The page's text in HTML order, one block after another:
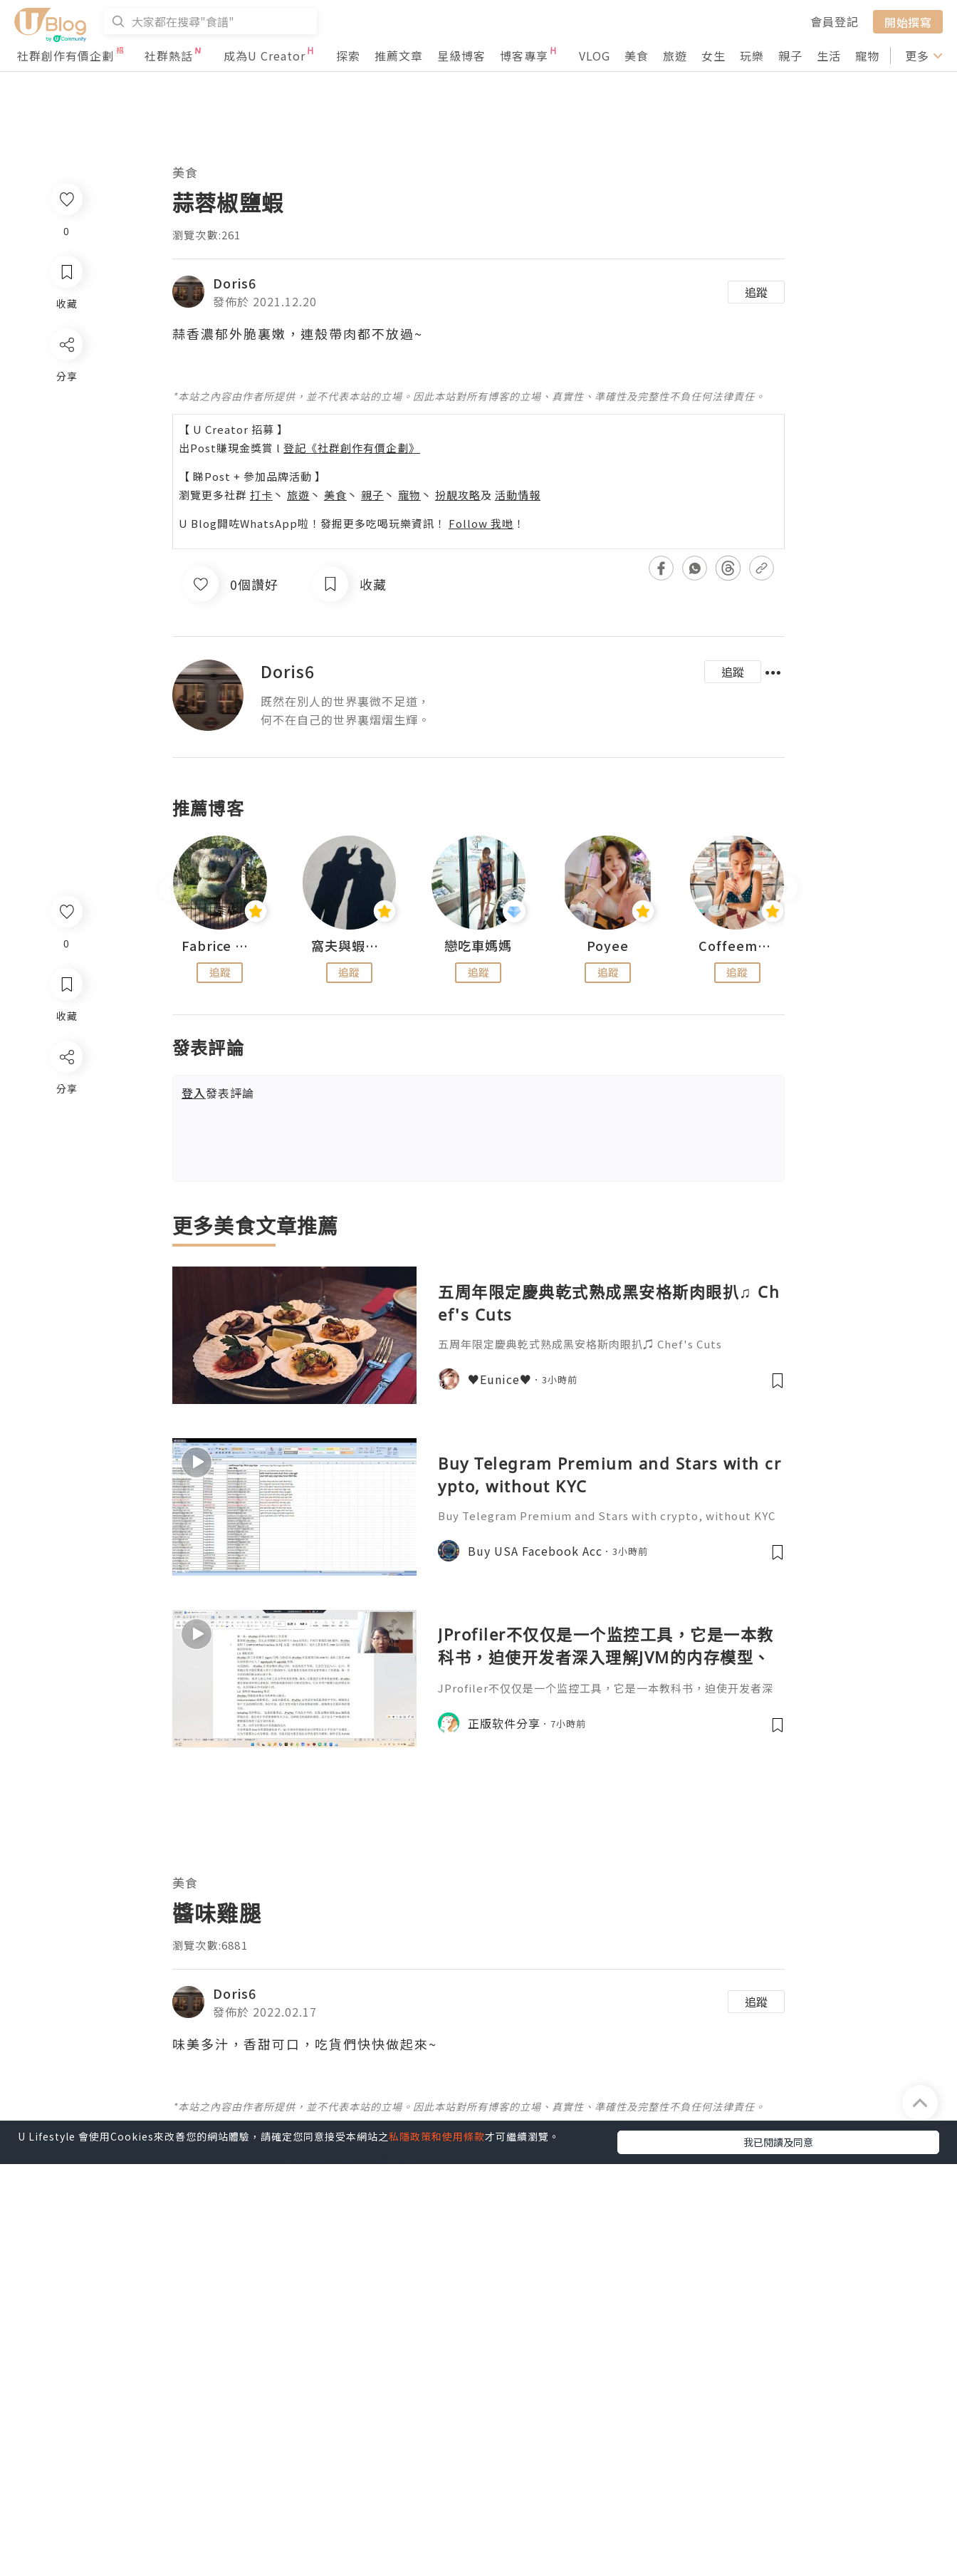
會員登記
開始撰寫
社群創作有價企劃
社群熱話 成為U Creator 探索 推薦文章 星級博客 博客專享 VLOG 美食 旅遊 女生 玩樂 親子 生活 寵物 行山 打卡
更多
0
收藏
分享
美食
蒜蓉椒鹽蝦
瀏覽次數:261
Doris6
發佈於 2021.12.20
追蹤
蒜香濃郁外脆裏嫩，連殼帶肉都不放過~ ​​​
*本站之內容由作者所提供，並不代表本站的立場。因此本站對所有博客的立場、真實性、準確性及完整性不負任何法律責任。
【 U Creator 招募 】
出Post賺現金獎賞 l 登記《社群創作有價企劃》
【 睇Post + 參加品牌活動 】
瀏覽更多社群 打卡 丶 旅遊 丶 美食 丶 親子 丶 寵物 丶 扮靚攻略及 活動情報
U Blog開咗WhatsApp啦！發掘更多吃喝玩樂資訊！ Follow 我哋 ！
0個讚好 收藏
Doris6
追蹤
​既然在別人的世界裏微不足道，
何不在自己的世界裏熠熠生輝。 ​​​​
推薦博客
Fabrice 嚐味
追蹤
窩夫與蝦子餅
追蹤
戀吃車媽媽
追蹤
Poyee
追蹤
Coffeemeetjojo
追蹤
發表評論
登入發表評論
更多美食文章推薦
五周年限定慶典乾式熟成黑安格斯肉眼扒♫ Ch
ef's Cuts
五周年限定慶典乾式熟成黑安格斯肉眼扒♫ Chef's Cuts
♥Eunice♥ 3小時前
Buy Telegram Premium and Stars with cr
ypto, without KYC
Buy Telegram Premium and Stars with crypto, without KYC
pp: +1 (904) 339-1335 Understanding the mechanics of multi
-account digital communication
Buy USA Facebook Acc 3小時前
JProfiler不仅仅是一个监控工具，它是一本教
科书，迫使开发者深入理解JVM的内存模型、
垃圾回收机制和并发原理。通过直观的可视化
号。对于一名追求卓越的Java
JProfiler不仅仅是一个监控工具，它是一本教科书，迫使开发者深
化数据，它将抽象的性能问题具象化为代码行号。对于一名追求卓越
的Java工程师而言，掌握JProfiler是迈向高阶架构师的关键一步。
正版软件分享 7小時前
0
收藏
分享
美食
醬味雞腿
瀏覽次數:6881
Doris6
發佈於 2022.02.17
追蹤
味美多汁，香甜可口，吃貨們快快做起來~ ​​​
*本站之內容由作者所提供，並不代表本站的立場。因此本站對所有博客的立場、真實性、準確性及完整性不負任何法律責任。
【 U Creator 招募 】
U Lifestyle 會使用Cookies來改善您的網站體驗，請確定您同意接受本網站之私隱政策和使用條款才可繼續瀏覽。 我已閱讀及同意